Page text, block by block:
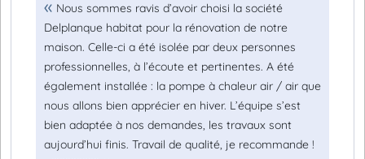
Nous sommes ravis d’avoir choisi la société
Delplanque habitat pour la rénovation de notre
maison. Celle-ci a été isolée par deux personnes
professionnelles, à l’écoute et pertinentes. A été
également installée : la pompe à chaleur air / air que
nous allons bien apprécier en hiver. L’équipe s’est
bien adaptée à nos demandes, les travaux sont
aujourd’hui finis. Travail de qualité, je recommande !